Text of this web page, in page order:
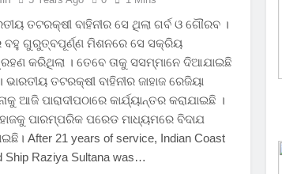
ତଟରକ୍ଷୀ ବାହିନୀର ସେ ଥିଲା ଗର୍ବ ଓ ଗୌରବ ।
ବହୁ ଗୁରୁତ୍ବପୂର୍ଣ୍ଣ ମିଶନରେ ସେ ସକ୍ରିୟ
କରିଥିଲା । ତେବେ ତାକୁ ସସମ୍ମାନେ ଦିଆଯାଇଛି
ଭାରତୀୟ ତଟରକ୍ଷୀ ବାହିନୀର ଜାହାଜ ରେଜିୟା
ଆଜି ପାରାଦୀପଠାରେ କାର୍ଯ୍ୟାନ୍ତର କରାଯାଇଛି ।
ପାରମ୍ପରିକ ପରେଡ ମାଧ୍ୟମରେ ବିଦାଯ
After 21 years of service, Indian Coast
Ship Raziya Sultana was…